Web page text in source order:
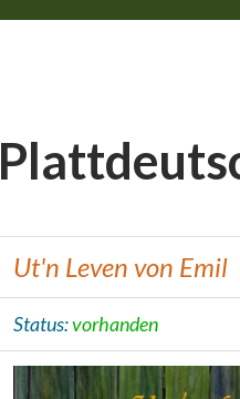
Ut'n Leven von Emil
Status:vorhanden